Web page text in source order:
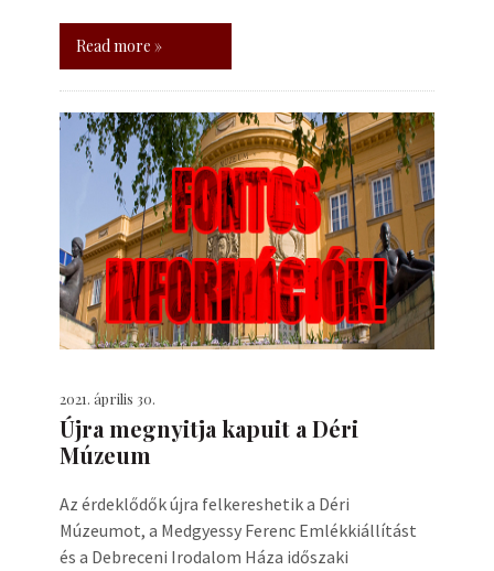
Read more »
2021. április 30.
Újra megnyitja kapuit a Déri
Múzeum
Az érdeklődők újra felkereshetik a Déri
Múzeumot, a Medgyessy Ferenc Emlékkiállítást
és a Debreceni Irodalom Háza időszaki